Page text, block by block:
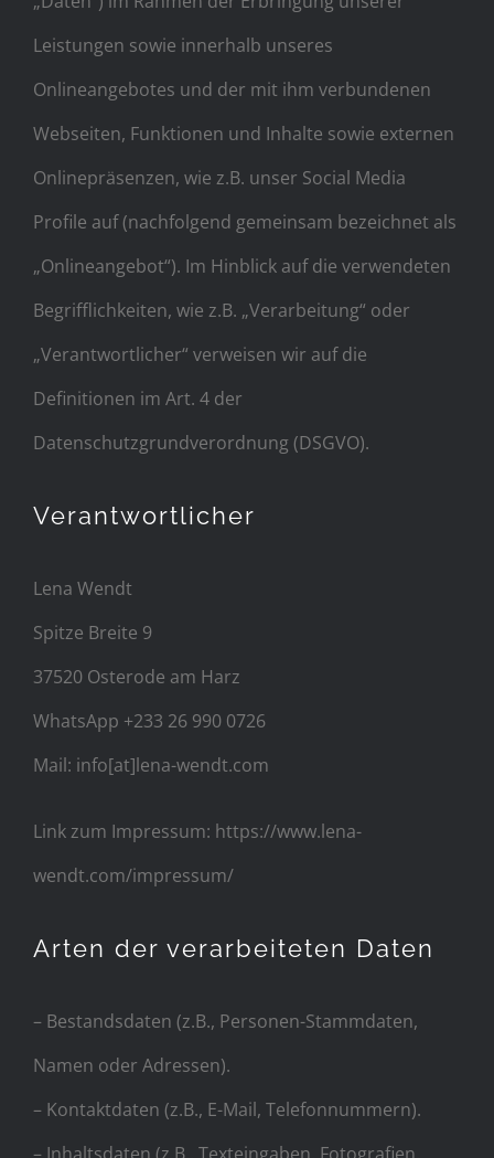
Books
Movie
Contact
Leistungen sowie innerhalb unseres
Onlineangebotes und der mit ihm verbundenen
Webseiten, Funktionen und Inhalte sowie externen
Onlinepräsenzen, wie z.B. unser Social Media
Profile auf (nachfolgend gemeinsam bezeichnet als
„Onlineangebot“). Im Hinblick auf die verwendeten
Begrifflichkeiten, wie z.B. „Verarbeitung“ oder
„Verantwortlicher“ verweisen wir auf die
Definitionen im Art. 4 der
Datenschutzgrundverordnung (DSGVO).
Verantwortlicher
Lena Wendt
Spitze Breite 9
37520 Osterode am Harz
WhatsApp +233 26 990 0726
Mail: info[at]lena-wendt.com
Link zum Impressum: https://www.lena-
wendt.com/impressum/
Arten der verarbeiteten Daten
– Bestandsdaten (z.B., Personen-Stammdaten,
Namen oder Adressen).
– Kontaktdaten (z.B., E-Mail, Telefonnummern).